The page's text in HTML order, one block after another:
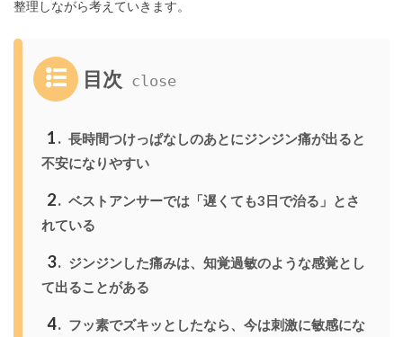
整理しながら考えていきます。
目次
1
長時間つけっぱなしのあとにジンジン痛が出ると
不安になりやすい
2
ベストアンサーでは「遅くても3日で治る」とさ
れている
3
ジンジンした痛みは、知覚過敏のような感覚とし
て出ることがある
4
フッ素でズキッとしたなら、今は刺激に敏感にな